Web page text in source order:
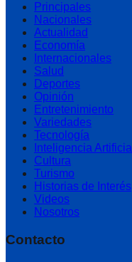
Principales
Nacionales
Actualidad
Economía
Internacionales
Salud
Deportes
Opinión
Entretenimiento
Variedades
Tecnología
Inteligencia Artificial
Cultura
Turismo
Historias de Interés
Videos
Nosotros
Contacto